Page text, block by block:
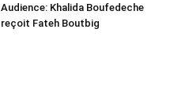
Audience: Khalida Boufedeche
reçoit Fateh Boutbig